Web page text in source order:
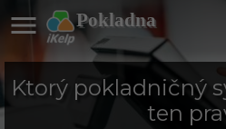
Pokladna

Ktorý pokladničný
ten